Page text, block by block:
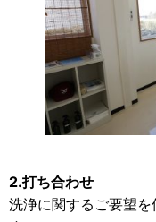
2.打ち合わせ
洗浄に関するご要望